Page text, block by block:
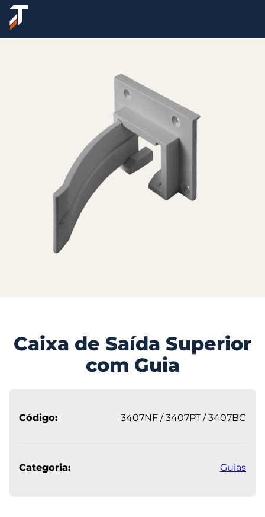
Sobre nós
Produtos
Área do cliente
Caixa de Saída Superior
com Guia
Código: 3407NF / 3407PT / 3407BC
Categoria: Guias